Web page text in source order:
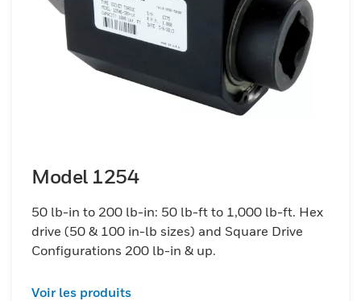
Model 1254
50 lb-in to 200 lb-in: 50 lb-ft to 1,000 lb-ft. Hex
drive (50 & 100 in-lb sizes) and Square Drive
Configurations 200 lb-in & up.
Voir les produits